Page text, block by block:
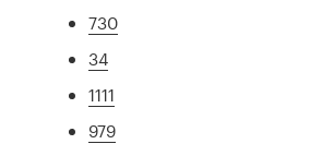
730
34
1111
979